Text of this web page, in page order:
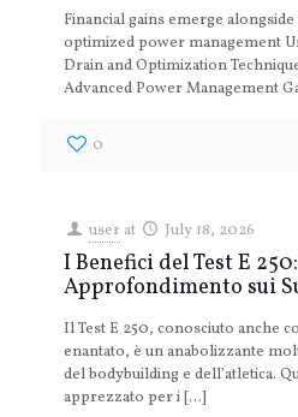
Financial gains emerge
optimized power management
Drain and Optimization
Advanced Power Management
0
user at July 18, 2026
I Benefici del Test E
Approfondimento sui
Il Test E 250, conosciuto anche
enantato, è un anabolizzante
del bodybuilding e dell’atletica.
apprezzato per i[…]